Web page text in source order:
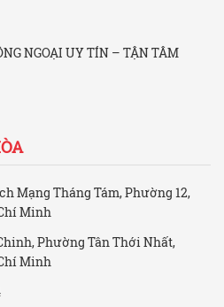
NGOẠI UY TÍN – TẬN TÂM
Mạng Tháng Tám, Phường 12,
Minh
Phường Tân Thới Nhất,
Minh